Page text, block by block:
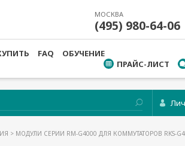
МОСКВА
(495) 980-64-06
FAQ
ОБУЧЕНИЕ
ПРАЙС-ЛИСТ
> МОДУЛИ СЕРИИ RM-G4000 ДЛЯ КОММУТАТОРОВ RKS-